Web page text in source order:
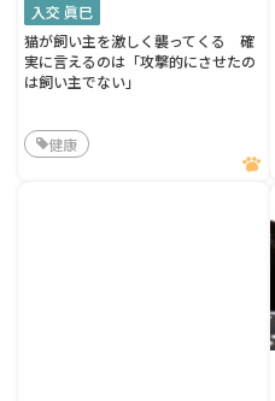
入交 眞巳
猫が飼い主を激しく襲ってくる 確
実に言えるのは「攻撃的にさせたの
は飼い主でない」
健康